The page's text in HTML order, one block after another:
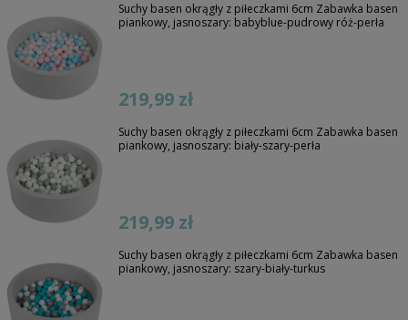
Suchy basen okrągły z piłeczkami 6cm Zabawka basen
piankowy, jasnoszary: babyblue-pudrowy róż-perła
219,99 zł
Suchy basen okrągły z piłeczkami 6cm Zabawka basen
piankowy, jasnoszary: biały-szary-perła
219,99 zł
Suchy basen okrągły z piłeczkami 6cm Zabawka basen
piankowy, jasnoszary: szary-biały-turkus